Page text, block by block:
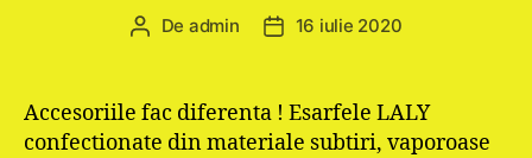
Autor
De admin
Dată16 iulie 2020
Accesoriile fac diferenta ! Esarfele LALY
confectionate din materiale subtiri, vaporoase